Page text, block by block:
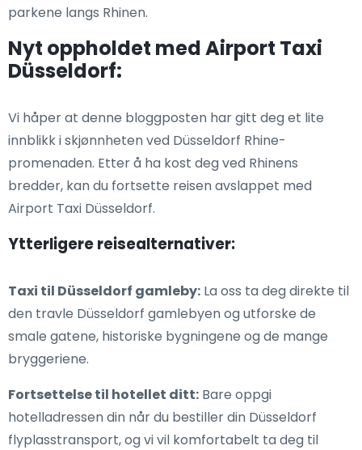
parkene langs Rhinen.
Nyt oppholdet med Airport Taxi
Düsseldorf:
Vi håper at denne bloggposten har gitt deg et lite
innblikk i skjønnheten ved Düsseldorf Rhine-
promenaden. Etter å ha kost deg ved Rhinens
bredder, kan du fortsette reisen avslappet med
Airport Taxi Düsseldorf.
Ytterligere reisealternativer:
Taxi til Düsseldorf gamleby: La oss ta deg direkte til
den travle Düsseldorf gamlebyen og utforske de
smale gatene, historiske bygningene og de mange
bryggeriene.
Fortsettelse til hotellet ditt: Bare oppgi
hotelladressen din når du bestiller din Düsseldorf
flyplasstransport, og vi vil komfortabelt ta deg til